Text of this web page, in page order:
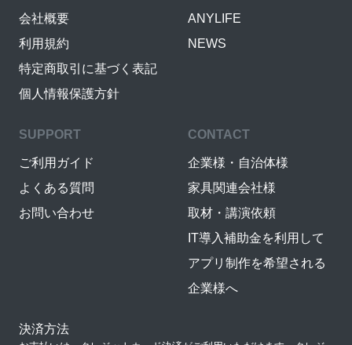
会社概要
利用規約
特定商取引に基づく表記
個人情報保護方針
ANYLIFE
NEWS
SUPPORT
ご利用ガイド
よくある質問
お問い合わせ
CONTACT
企業様・自治体様
家具関連会社様
取材・講演依頼
IT導入補助金を利用して
アプリ制作を希望される
企業様へ
決済方法